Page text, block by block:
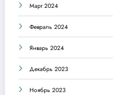
Март 2024
Февраль 2024
Январь 2024
Декабрь 2023
Ноябрь 2023